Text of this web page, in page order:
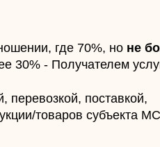
где 70%, но не
30% - Получателем
перевозкой, поставкой,
товаров субъекта